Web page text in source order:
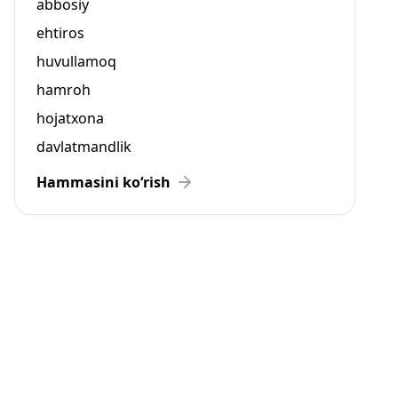
abbosiy
ehtiros
huvullamoq
hamroh
hojatxona
davlatmandlik
Hammasini ko‘rish